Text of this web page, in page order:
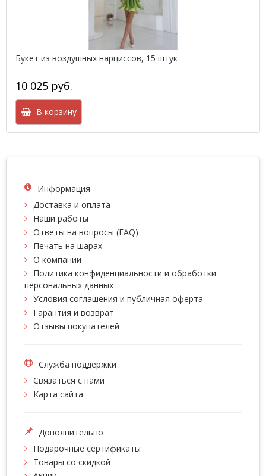
Букет из воздушных нарциссов, 15 штук
10 025 руб.
В корзину
Информация
Доставка и оплата
Наши работы
Ответы на вопросы (FAQ)
Печать на шарах
О компании
Политика конфиденциальности и обработки
персональных данных
Условия соглашения и публичная оферта
Гарантия и возврат
Отзывы покупателей
Служба поддержки
Связаться с нами
Карта сайта
Дополнительно
Подарочные сертификаты
Товары со скидкой